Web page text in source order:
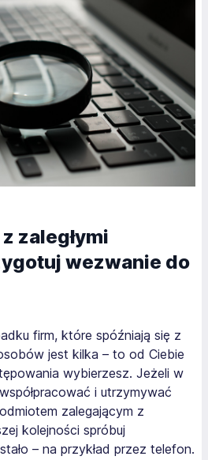
zaległymi
wezwanie do
firm, które spóźniają się z
jest kilka – to od Ciebie
wybierzesz. Jeżeli w
i utrzymywać
zalegającym z
kolejności spróbuj
– na przykład przez telefon.